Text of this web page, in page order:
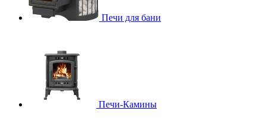
Печи для бани
Печи-Камины